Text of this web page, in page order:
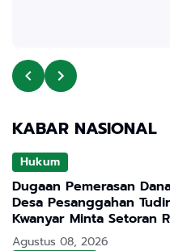
KABAR NASIONAL
Hukum
Dugaan Pemerasan
Desa Pesanggahan
Kwanyar Minta Setoran
Agustus 08, 2026